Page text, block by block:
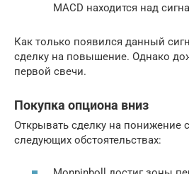
MACD находится над
Как только появился данный
сделку на повышение. Однако
первой свечи.
Покупка опциона вниз
Открывать сделку на понижение
следующих обстоятельствах: